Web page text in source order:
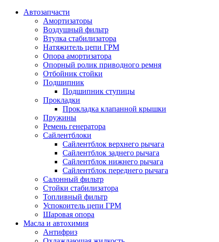
Автозапчасти
Амортизаторы
Воздушный фильтр
Втулка стабилизатора
Натяжитель цепи ГРМ
Опора амортизатора
Опорный ролик приводного ремня
Отбойник стойки
Подшипник
Подшипник ступицы
Прокладки
Прокладка клапанной крышки
Пружины
Ремень генератора
Сайлентблоки
Сайлентблок верхнего рычага
Сайлентблок заднего рычага
Сайлентблок нижнего рычага
Сайлентблок переднего рычага
Салонный фильтр
Стойки стабилизатора
Топливный фильтр
Успокоитель цепи ГРМ
Шаровая опора
Масла и автохимия
Антифриз